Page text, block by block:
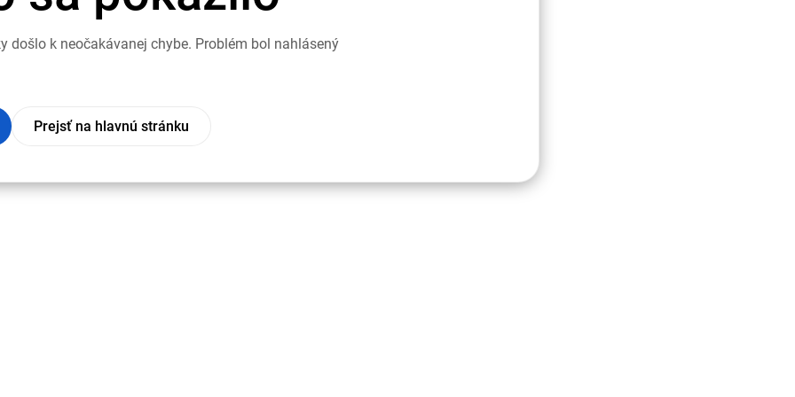
došlo k neočakávanej chybe. Problém bol nahlásený
Prejsť na hlavnú stránku